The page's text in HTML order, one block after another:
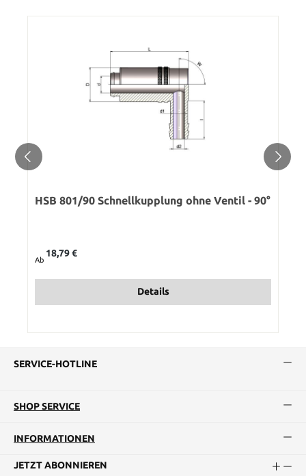
HSB 801/90 Schnellkupplung ohne Ventil - 90°
Ab
18,79 €
Details
SERVICE-HOTLINE
SHOP SERVICE
INFORMATIONEN
JETZT ABONNIEREN